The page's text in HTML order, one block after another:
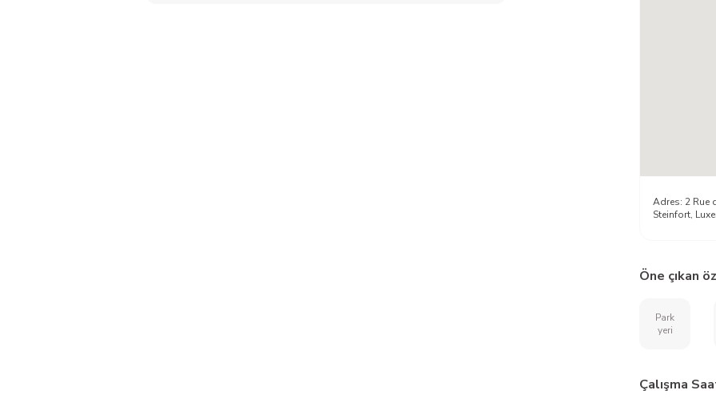
Adres: 2 Rue
Steinfort,
Öne çıkan
Park
yeri
Çalışma